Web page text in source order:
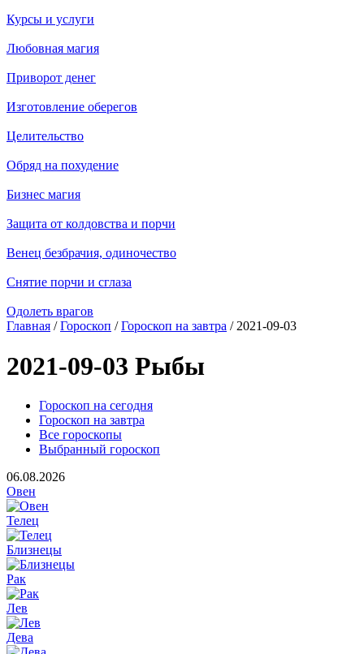
Курсы и услуги
Любовная магия
Приворот денег
Изготовление оберегов
Целительство
Обряд на похудение
Бизнес магия
Защита от колдовства и порчи
Венец безбрачия, одиночество
Снятие порчи и сглаза
Одолеть врагов
Главная /Гороскоп /Гороскоп на завтра / 2021-09-03
2021-09-03 Рыбы
Гороскоп на сегодня
Гороскоп на завтра
Все гороскопы
Выбранный гороскоп
06.08.2026
Овен
Телец
Близнецы
Рак
Лев
Дева